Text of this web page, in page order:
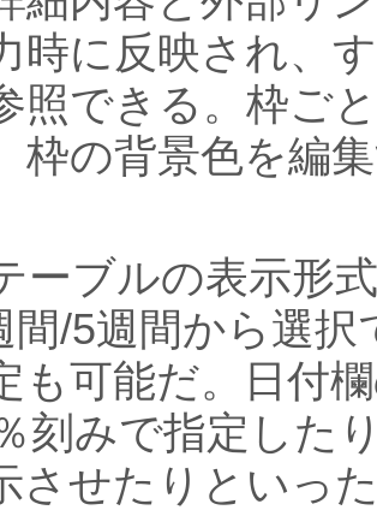
時に反映され、
照できる。枠ご
枠の背景色を編
ーブルの表示形
間/5週間から選
も可能だ。日付
刻みで指定した
させたりといっ